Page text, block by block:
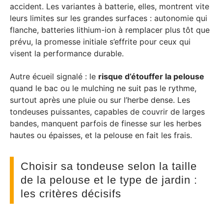
accident. Les variantes à batterie, elles, montrent vite
leurs limites sur les grandes surfaces : autonomie qui
flanche, batteries lithium-ion à remplacer plus tôt que
prévu, la promesse initiale s’effrite pour ceux qui
visent la performance durable.
Autre écueil signalé : le risque d’étouffer la pelouse
quand le bac ou le mulching ne suit pas le rythme,
surtout après une pluie ou sur l’herbe dense. Les
tondeuses puissantes, capables de couvrir de larges
bandes, manquent parfois de finesse sur les herbes
hautes ou épaisses, et la pelouse en fait les frais.
Choisir sa tondeuse selon la taille
de la pelouse et le type de jardin :
les critères décisifs